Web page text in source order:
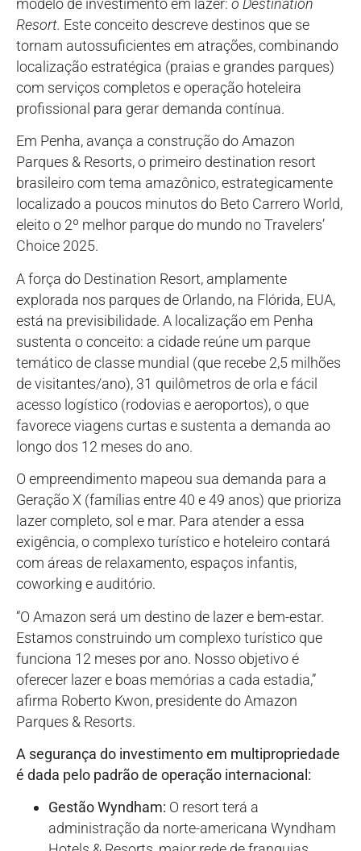
modelo de investimento em lazer: o Destination
Resort. Este conceito descreve destinos que se
tornam autossuficientes em atrações, combinando
localização estratégica (praias e grandes parques)
com serviços completos e operação hoteleira
profissional para gerar demanda contínua.
Em Penha, avança a construção do Amazon
Parques & Resorts, o primeiro destination resort
brasileiro com tema amazônico, estrategicamente
localizado a poucos minutos do Beto Carrero World,
eleito o 2º melhor parque do mundo no Travelers’
Choice 2025.
A força do Destination Resort, amplamente
explorada nos parques de Orlando, na Flórida, EUA,
está na previsibilidade. A localização em Penha
sustenta o conceito: a cidade reúne um parque
temático de classe mundial (que recebe 2,5 milhões
de visitantes/ano), 31 quilômetros de orla e fácil
acesso logístico (rodovias e aeroportos), o que
favorece viagens curtas e sustenta a demanda ao
longo dos 12 meses do ano.
O empreendimento mapeou sua demanda para a
Geração X (famílias entre 40 e 49 anos) que prioriza
lazer completo, sol e mar. Para atender a essa
exigência, o complexo turístico e hoteleiro contará
com áreas de relaxamento, espaços infantis,
coworking e auditório.
“O Amazon será um destino de lazer e bem-estar.
Estamos construindo um complexo turístico que
funciona 12 meses por ano. Nosso objetivo é
oferecer lazer e boas memórias a cada estadia,”
afirma Roberto Kwon, presidente do Amazon
Parques & Resorts.
A segurança do investimento em multipropriedade
é dada pelo padrão de operação internacional:
Gestão Wyndham: O resort terá a
administração da norte-americana Wyndham